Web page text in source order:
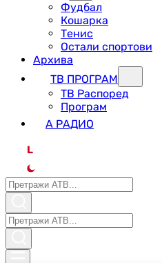
Фудбал
Кошарка
Тенис
Остали спортови
Архива
ТВ ПРОГРАМ
ТВ Распоред
Програм
А РАДИО
L